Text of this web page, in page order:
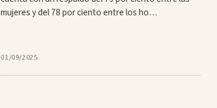
mujeres y del 78 por ciento entre los ho…
01/09/2025